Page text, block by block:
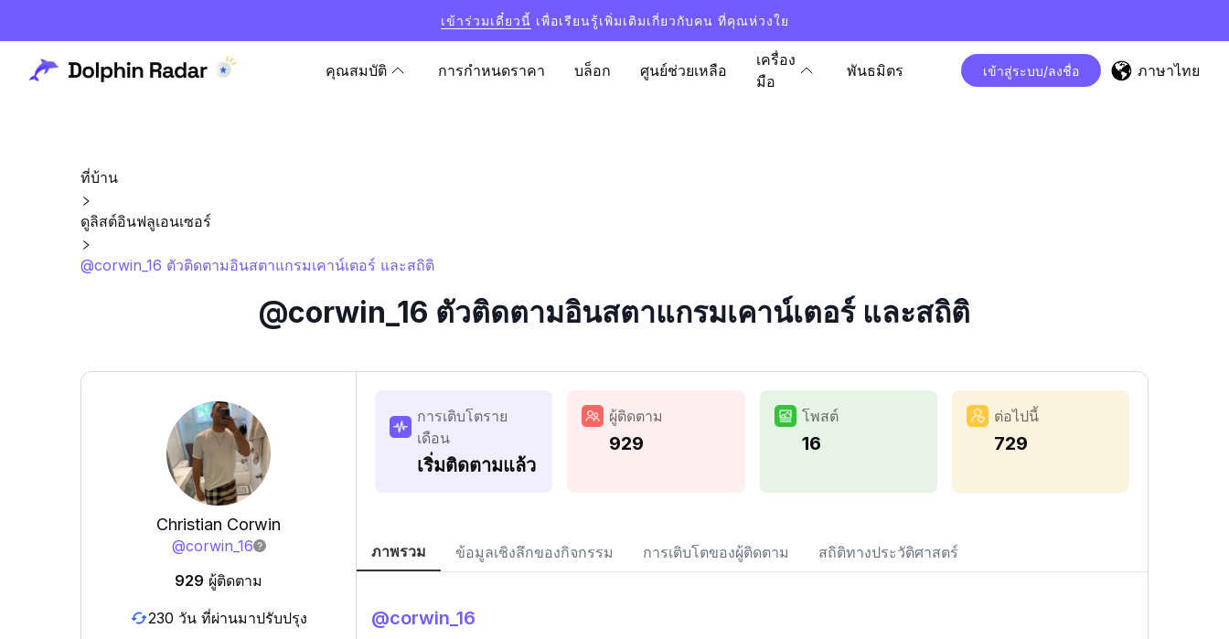
เข้าร่วมเดี๋ยวนี้ เพื่อเรียนรู้เพิ่มเติมเกี่ยวกับคน ที่คุณห่วงใย
คุณสมบัติ การกำหนดราคา บล็อก ศูนย์ช่วยเหลือ
เครื่อง
มือ
พันธมิตร เข้าสู่ระบบ/ลงชื่อ ภาษาไทย
ที่บ้าน
ดูลิสต์อินฟลูเอนเซอร์
@corwin_16 ตัวติดตามอินสตาแกรมเคาน์เตอร์ และสถิติ
@corwin_16 ตัวติดตามอินสตาแกรมเคาน์เตอร์ และสถิติ
Christian Corwin
@corwin_16
929 ผู้ติดตาม
230 วัน ที่ผ่านมาปรับปรุง
การเติบโตราย
เดือน
เริ่มติดตามแล้ว
ผู้ติดตาม
929
โพสต์
16
ต่อไปนี้
729
ภาพรวม ข้อมูลเชิงลึกของกิจกรรม การเติบโตของผู้ติดตาม สถิติทางประวัติศาสตร์
@corwin_16